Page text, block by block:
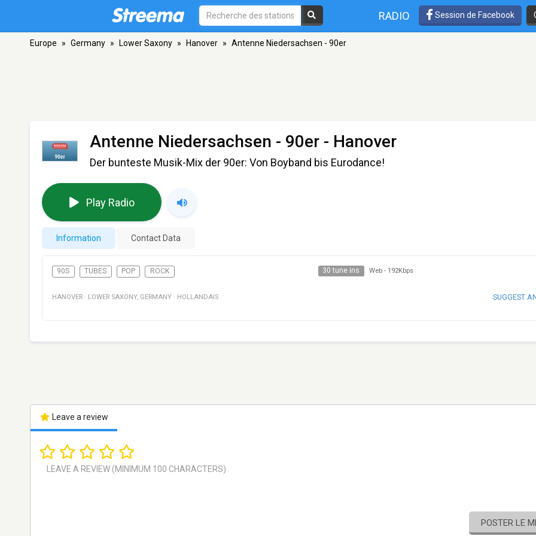
RADIO Session de Facebook
Europe » Germany » Lower Saxony » Hanover » Antenne Niedersachsen - 90er
Antenne Niedersachsen - 90er - Hanover
Der bunteste Musik-Mix der 90er: Von Boyband bis Eurodance!
Play Radio
Information Contact Data
90S TUBES POP ROCK 30 tune ins Web - 192Kbps
HANOVER · LOWER SAXONY, GERMANY · HOLLANDAIS SUGGEST
Leave a review
POSTER LE